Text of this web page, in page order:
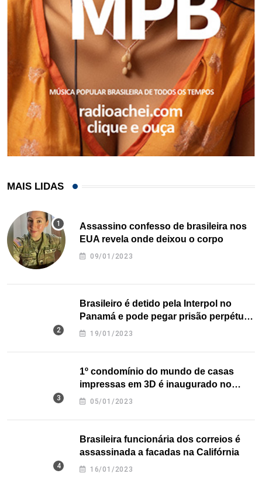
MAIS LIDAS
Assassino confesso de brasileira nos
EUA revela onde deixou o corpo
09/01/2023
Brasileiro é detido pela Interpol no
Panamá e pode pegar prisão perpétua
nos EUA
19/01/2023
1º condomínio do mundo de casas
impressas em 3D é inaugurado no
Texas
05/01/2023
Brasileira funcionária dos correios é
assassinada a facadas na Califórnia
16/01/2023